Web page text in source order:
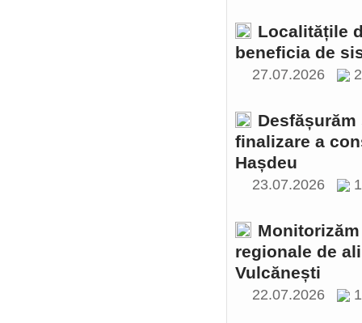
Localitățile
beneficia de
27.07.2026
finalizare a
Hașdeu
23.07.2026
regionale de
Vulcănești
22.07.2026